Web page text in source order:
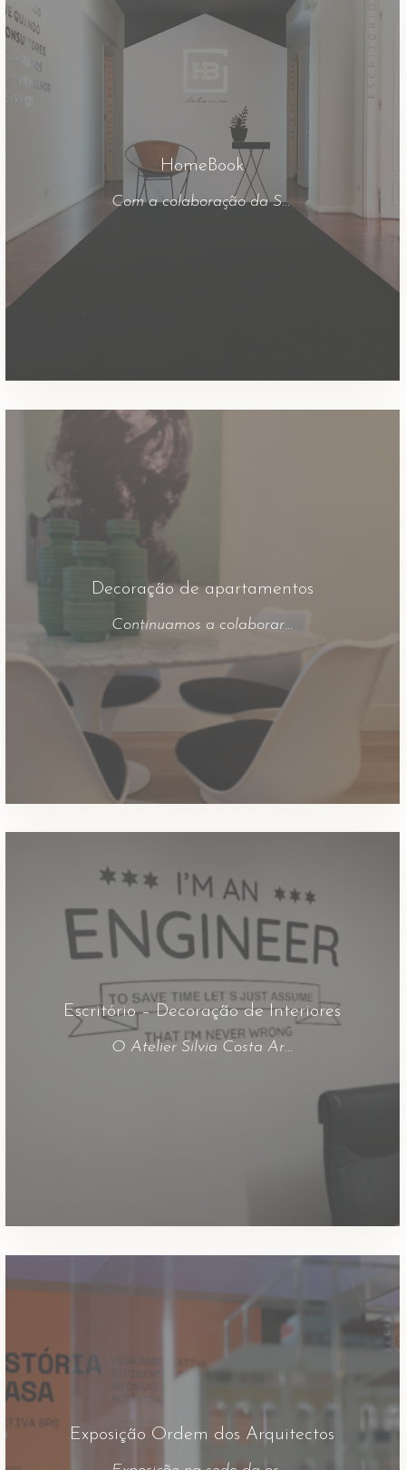
HomeBook
Com a colaboração da Statement_arquitectura produzimos os materiais para a HomeBook. E o que é a Homebook? A HomeBook é uma imobiliária na Avª Duque de Loulé que promete levar a negócio imobiliário a outro nível. Mas vamos ao que interessa, os materiais produzidos pela Getbliss. A Statement desenvolveu um mobiliário em vinil de recorte […]
Decoração de apartamentos
Continuamos a colaborar com o atelier Silvia Costa – Arquitectura de Interiores principalmente nos apartamentos em que intervém. Produzimos as telas canvas que tornam o espaço com mais requinte.
Escritório – Decoração de Interiores
O Atelier Silvia Costa Arquitectura de Interiores desenvolveu toda a criatividade para este escritório informático e como sempre foi um gosto trabalhar com esta equipa.
Exposição Ordem dos Arquitectos